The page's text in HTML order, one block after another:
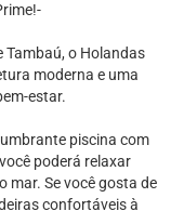
Tambaú, o Holandas
moderna e uma
estar.
piscina com
poderá relaxar
mar. Se você gosta de
confortáveis à